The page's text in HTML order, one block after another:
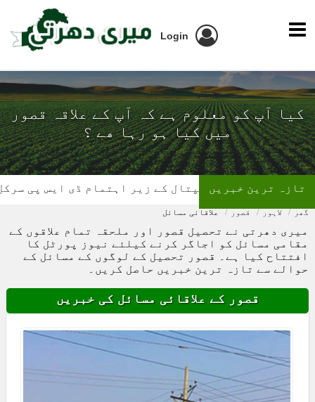
Login
کیا آپ کو معلوم ہے کہ آپ کے علاقہ قصور
میں کیا ہو رہا ھے ؟
کے زیر اہتمام ڈی ایس پی سرکل چونیاں آفس میں بلڈ
تازہ ترین خبریں
گھر لاہور قصور علاقائی مسائل
میری دھرتی نے تحصیل قصور اور ملحقہ تمام علاقوں کے
مقامی مسائل کو اجاگر کرنے کیلئے نیوز پورٹل کا
افتتاح کیا ہے۔ قصور تحصیل کے لوگوں کے مسائل کے
حوالے سے تازہ ترین خبریں حاصل کریں۔
قصور کے علاقائی مسائل کی خبریں